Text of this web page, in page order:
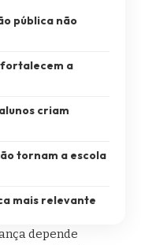
pública não
fortalecem a
criam
tornam a escola
mais relevante
depende